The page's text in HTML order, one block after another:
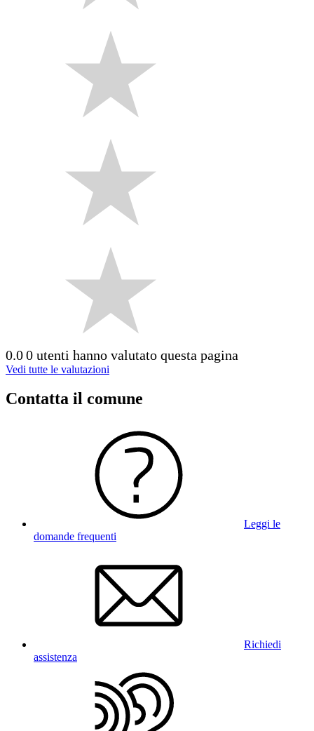
0.00 utenti hanno valutato questa pagina
Vedi tutte le valutazioni
Contatta il comune
Leggi le
domande frequenti
Richiedi
assistenza